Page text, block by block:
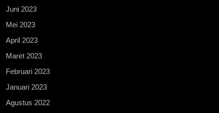
Juni 2023
Mei 2023
April 2023
Maret 2023
Februari 2023
Januari 2023
Agustus 2022